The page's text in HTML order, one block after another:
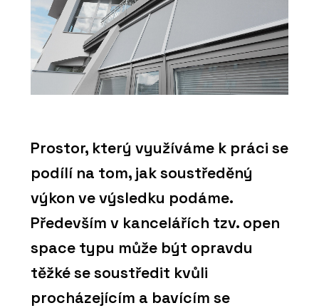
Prostor, který využíváme k práci se
podílí na tom, jak soustředěný
výkon ve výsledku podáme.
Především v kancelářích tzv. open
space typu může být opravdu
těžké se soustředit kvůli
procházejícím a bavícím se